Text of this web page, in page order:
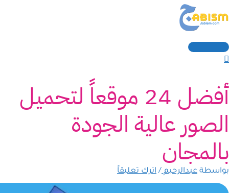
إلى
القائمة
الرئيسية
أفضل 24 موقعاً لتحميل
الصور عالية الجودة
بالمجان
بواسطة عبدالرحيم/اترك تعليقاً
هنا...